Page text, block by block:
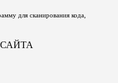
для сканирования кода,